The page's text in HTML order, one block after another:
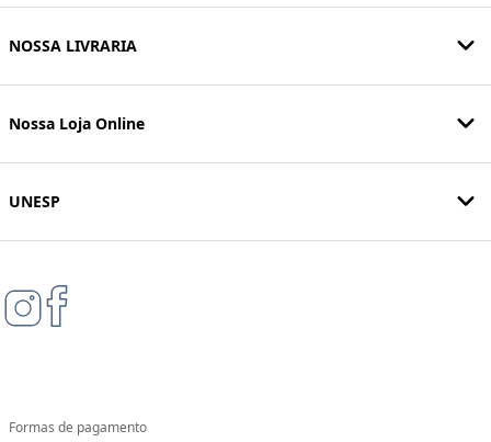
NOSSA LIVRARIA
Nossa Loja Online
UNESP
Formas de pagamento